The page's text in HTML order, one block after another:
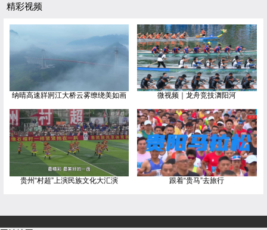
精彩视频
纳晴高速牂牁江大桥云雾缭绕美如画 微视频｜龙舟竞技㵲阳河
贵州“村超”上演民族文化大汇演 跟着“贵马”去旅行